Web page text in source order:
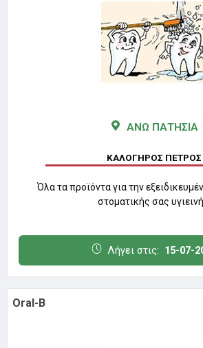
ΑΝΩ ΠΑΤΗΣΙΑ
ΚΑΛΟΓΗΡΟΣ ΠΕΤΡΟΣ
Όλα τα προϊόντα για την
στοματικής σας
Λήγει στις: 15-07-
Oral-B